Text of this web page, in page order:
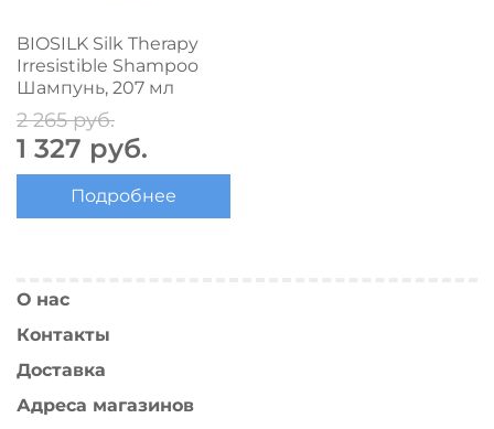
BIOSILK Silk Therapy
Irresistible Shampoo
Шампунь, 207 мл
2 265 руб.
1 327 руб.
Подробнее
О нас
Контакты
Доставка
Адреса магазинов